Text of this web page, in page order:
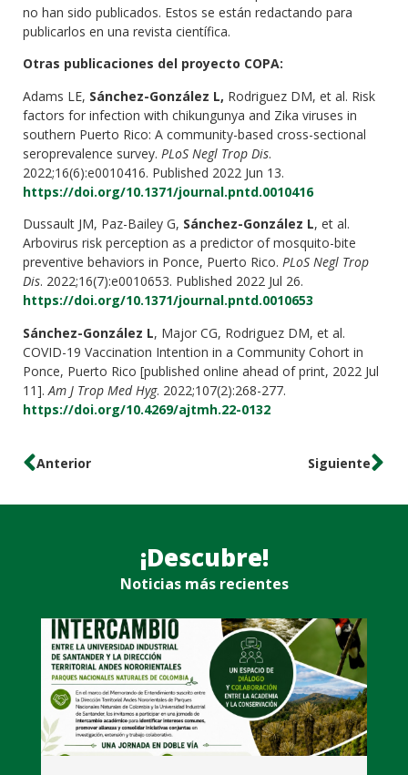
no han sido publicados. Estos se están redactando para
publicarlos en una revista científica.
Otras publicaciones del proyecto COPA:
Adams LE, Sánchez-González L, Rodriguez DM, et al. Risk
factors for infection with chikungunya and Zika viruses in
southern Puerto Rico: A community-based cross-sectional
seroprevalence survey. PLoS Negl Trop Dis.
2022;16(6):e0010416. Published 2022 Jun 13.
https://doi.org/10.1371/journal.pntd.0010416
Dussault JM, Paz-Bailey G, Sánchez-González L, et al.
Arbovirus risk perception as a predictor of mosquito-bite
preventive behaviors in Ponce, Puerto Rico. PLoS Negl Trop
Dis. 2022;16(7):e0010653. Published 2022 Jul 26.
https://doi.org/10.1371/journal.pntd.0010653
Sánchez-González L, Major CG, Rodriguez DM, et al.
COVID-19 Vaccination Intention in a Community Cohort in
Ponce, Puerto Rico [published online ahead of print, 2022 Jul
11]. Am J Trop Med Hyg. 2022;107(2):268-277.
https://doi.org/10.4269/ajtmh.22-0132
Anterior Siguiente
¡Descubre!
Noticias más recientes